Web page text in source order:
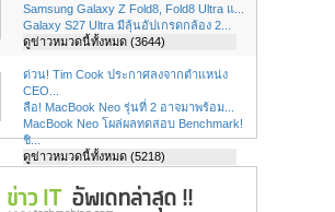
Samsung Galaxy Z Fold8, Fold8 Ultra แ...
Galaxy S27 Ultra มีลุ้นอัปเกรดกล้อง 2...
ดูข่าวหมวดนี้ทั้งหมด (3644)
ด่วน! Tim Cook ประกาศลงจากตำแหน่ง
CEO...
ลือ! MacBook Neo รุ่นที่ 2 อาจมาพร้อม...
MacBook Neo โผล่ผลทดสอบ Benchmark!
ชิ...
ดูข่าวหมวดนี้ทั้งหมด (5218)